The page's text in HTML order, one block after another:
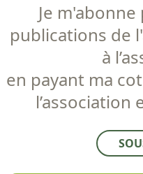
Je
publications de
à
en payant ma
l’association